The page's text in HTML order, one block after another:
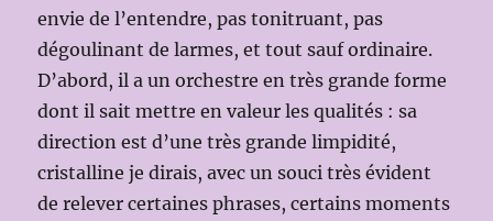
envie de l’entendre, pas tonitruant, pas
dégoulinant de larmes, et tout sauf ordinaire.
D’abord, il a un orchestre en très grande forme
dont il sait mettre en valeur les qualités : sa
direction est d’une très grande limpidité,
cristalline je dirais, avec un souci très évident
de relever certaines phrases, certains moments